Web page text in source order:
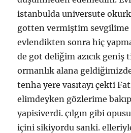
istanbulda universute
gotten vermiştim sevgilime
evlendikten sonra hiç
de got deliğim azıcık geniş
ormanlık alana
tenha yere vasıtayı çekti
elimdeyken gözlerime
yapisiverdi. çılgın gibi
içini sikiyordu sanki.